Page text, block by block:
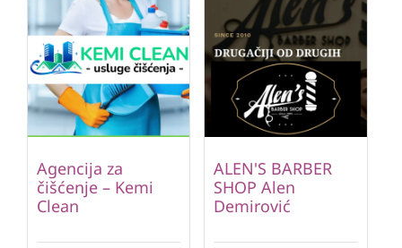
Agencija za
čišćenje – Kemi
Clean
ALEN'S BARBER
SHOP Alen
Demirović